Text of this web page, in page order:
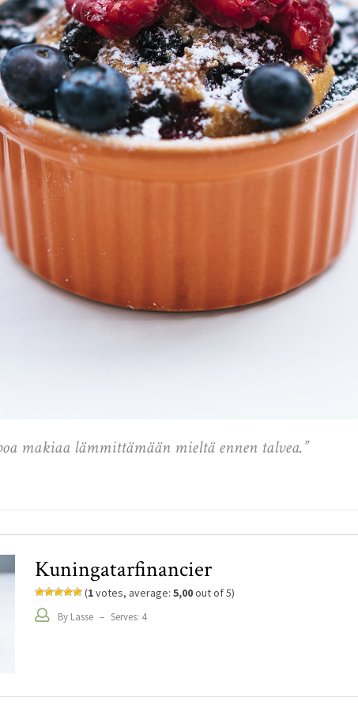
makiaa lämmittämään mieltä ennen talvea.”
Kuningatarfinancier
(1votes, average: 5,00out of 5)
By Lasse – Serves: 4